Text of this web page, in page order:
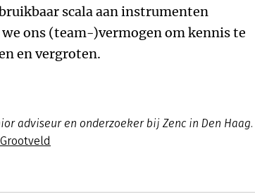
scala aan instrumenten
ons (team-)vermogen om kennis te
en vergroten.
adviseur en onderzoeker bij Zenc in Den Haag.